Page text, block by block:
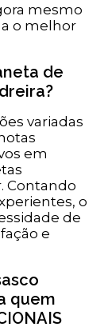
mesmo
o melhor
de
variadas
em
Contando
o
de
e
quem